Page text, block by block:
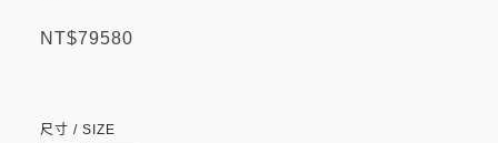
NT$79580
尺寸 / SIZE